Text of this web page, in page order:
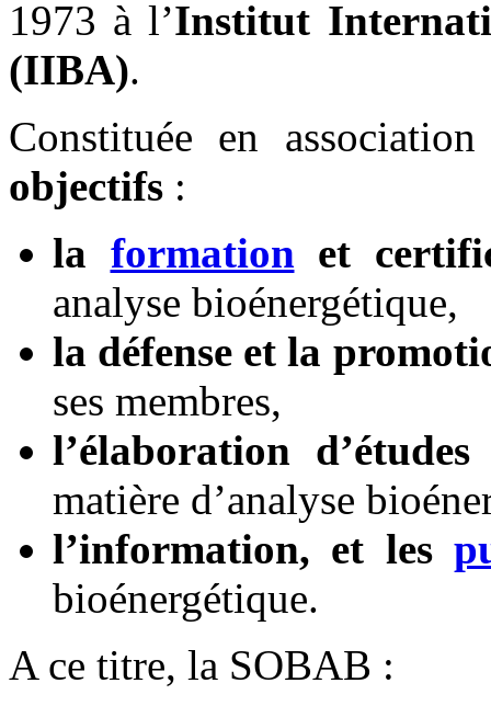
1973 à l’Institut
(IIBA).
Constituée en
objectifs :
la formation et
analyse bioénergétique,
la défense et la
ses membres,
l’élaboration
matière d’analyse
l’information, et les
bioénergétique.
A ce titre, la SOBAB :